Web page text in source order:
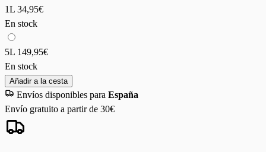
1L 34,95€
En stock
5L 149,95€
En stock
Añadir a la cesta
Envíos disponibles para España
Envío gratuito a partir de 30€